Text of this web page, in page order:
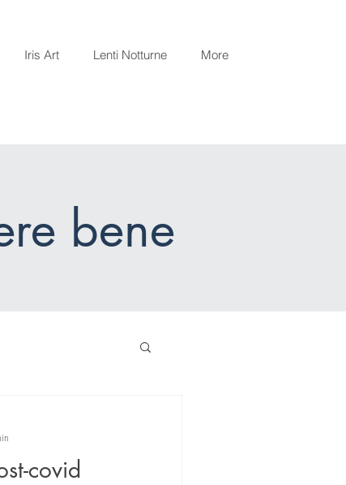
Iris Art Lenti Notturne More
bene
covid